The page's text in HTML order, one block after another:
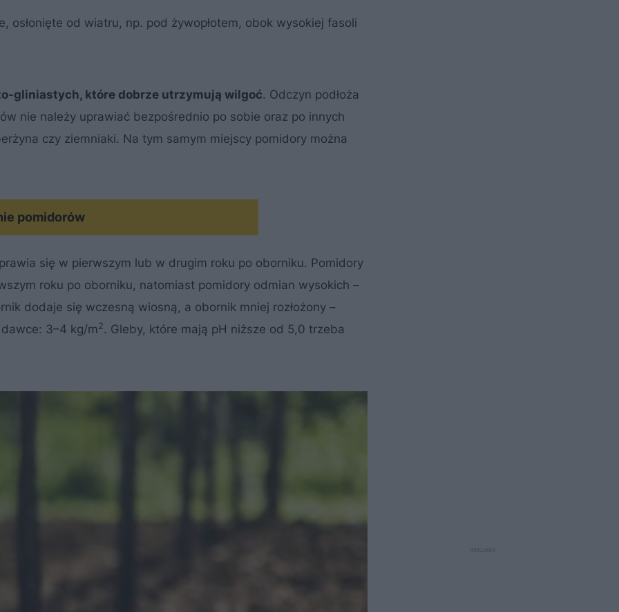
osłonięte od wiatru, np. pod żywopłotem, obok wysokiej fasoli
gliniastych, które dobrze utrzymują wilgoć. Odczyn podłoża
nie należy uprawiać bezpośrednio po sobie oraz po innych
czy ziemniaki. Na tym samym miejscy pomidory można
pomidorów
się w pierwszym lub w drugim roku po oborniku. Pomidory
roku po oborniku, natomiast pomidory odmian wysokich –
dodaje się wczesną wiosną, a obornik mniej rozłożony –
3–4 kg/m2. Gleby, które mają pH niższe od 5,0 trzeba